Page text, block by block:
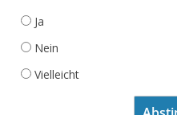
Ja
Nein
Vielleicht